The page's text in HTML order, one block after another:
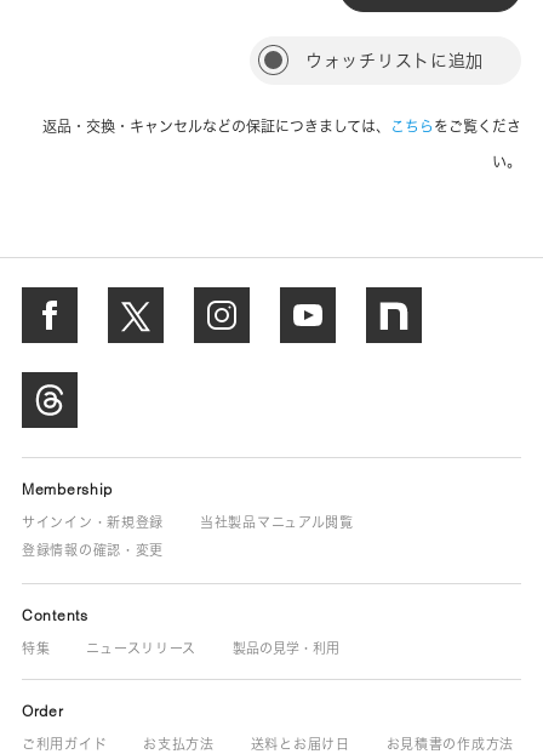
ウォッチリストに追加
返品・交換・キャンセルなどの保証につきましては、 こちら をご覧くださ
い。
Membership
サインイン・新規登録
当社製品マニュアル閲覧
登録情報の確認・変更
Contents
特集 ニュースリリース 製品の見学・利用
Order
ご利用ガイド お支払方法 送料とお届け日
お見積書の作成方法